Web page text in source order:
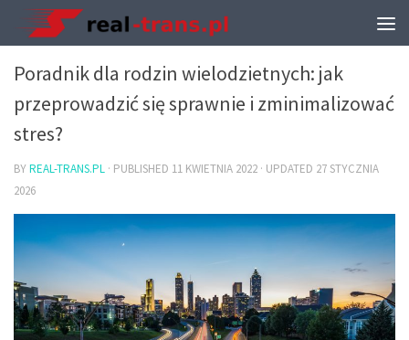
TRANSPORT I PRZEPROWADZKI
Poradnik dla rodzin wielodzietnych: jak
przeprowadzić się sprawnie i zminimalizować
stres?
BYREAL-TRANS.PL · PUBLISHED 11 KWIETNIA 2022 · UPDATED 27 STYCZNIA
2026